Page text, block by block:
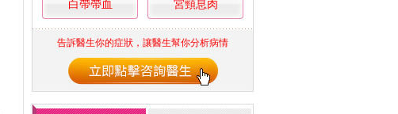
白帶帶血 宮頸息肉
告訴醫生你的症狀，讓醫生幫你分析病情